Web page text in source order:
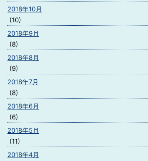
2018年10月
(10)
2018年9月
(8)
2018年8月
(9)
2018年7月
(8)
2018年6月
(6)
2018年5月
(11)
2018年4月